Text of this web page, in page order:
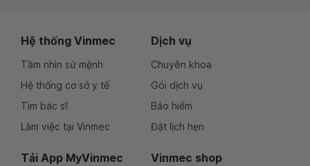
Hệ thống Vinmec
Tầm nhìn sứ mệnh
Hệ thống cơ sở y tế
Tìm bác sĩ
Làm việc tại Vinmec
Dịch vụ
Chuyên khoa
Gói dịch vụ
Bảo hiểm
Đặt lịch hẹn
Tải App MyVinmec Vinmec shop